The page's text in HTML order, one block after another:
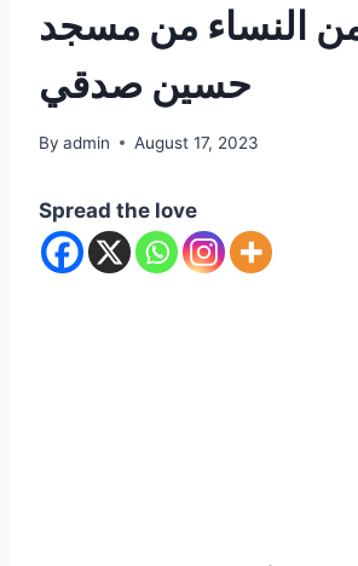
النساء من مسجد
حسين صدقي
By admin August 17, 2023
Spread the love